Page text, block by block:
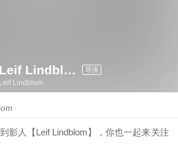
Leif Lindblom 导演
Leif Lindblom
影人【Leif Lindblom】，你也一起来关注